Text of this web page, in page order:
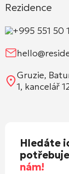
Rezidence
+995 551 50
Gruzie,
1, kancelář
Hledáte
nám!